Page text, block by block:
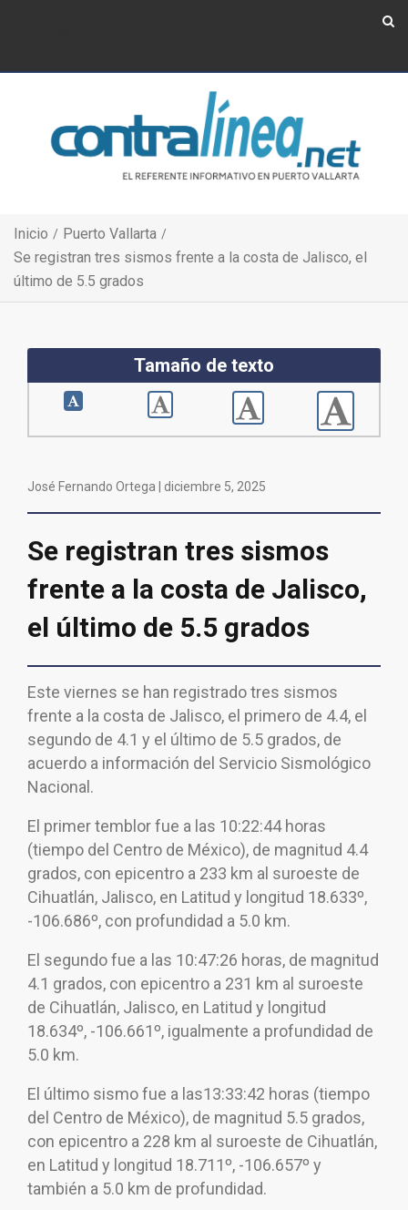
Inicio
Puerto Vallarta
Se registran tres sismos frente a la costa de Jalisco, el
último de 5.5 grados
Tamaño de texto
José Fernando Ortega | diciembre 5, 2025
Se registran tres sismos
frente a la costa de Jalisco,
el último de 5.5 grados
Este viernes se han registrado tres sismos
frente a la costa de Jalisco, el primero de 4.4, el
segundo de 4.1 y el último de 5.5 grados, de
acuerdo a información del Servicio Sismológico
Nacional.
El primer temblor fue a las 10:22:44 horas
(tiempo del Centro de México), de magnitud 4.4
grados, con epicentro a 233 km al suroeste de
Cihuatlán, Jalisco, en Latitud y longitud 18.633º,
-106.686º, con profundidad a 5.0 km.
El segundo fue a las 10:47:26 horas, de magnitud
4.1 grados, con epicentro a 231 km al suroeste
de Cihuatlán, Jalisco, en Latitud y longitud
18.634º, -106.661º, igualmente a profundidad de
5.0 km.
El último sismo fue a las13:33:42 horas (tiempo
del Centro de México), de magnitud 5.5 grados,
con epicentro a 228 km al suroeste de Cihuatlán,
en Latitud y longitud 18.711º, -106.657º y
también a 5.0 km de profundidad.